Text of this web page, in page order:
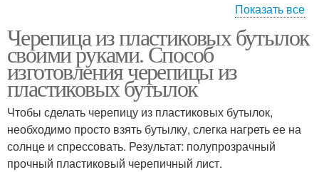
пластиковых бутылок
Стен из пластиковых
бутылок
Стены из бутылок
Показать все
Черепица из пластиковых бутылок
своими руками. Способ
изготовления черепицы из
пластиковых бутылок
Чтобы сделать черепицу из пластиковых бутылок,
необходимо просто взять бутылку, слегка нагреть ее на
солнце и спрессовать. Результат: полупрозрачный
прочный пластиковый черепичный лист.